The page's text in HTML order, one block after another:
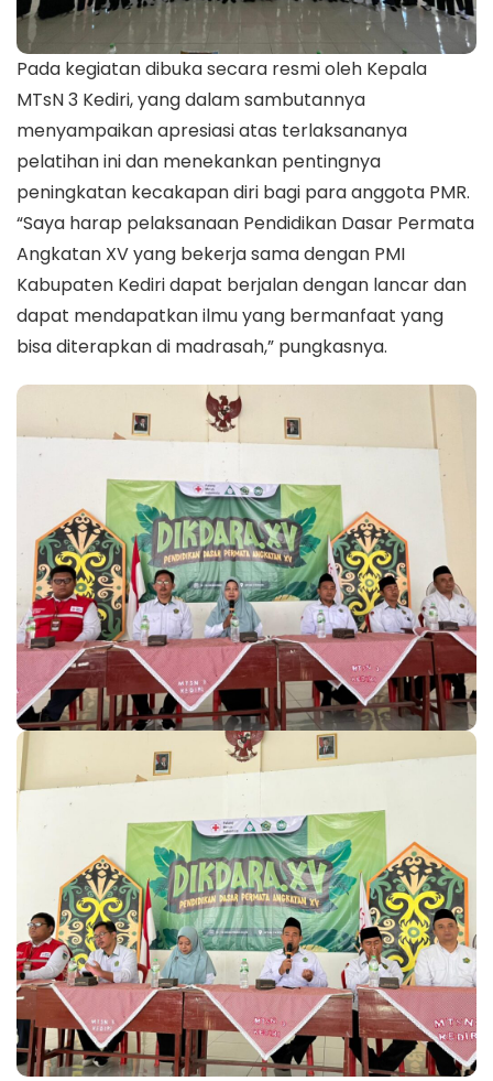
Pada kegiatan dibuka secara resmi oleh Kepala
MTsN 3 Kediri, yang dalam sambutannya
menyampaikan apresiasi atas terlaksananya
pelatihan ini dan menekankan pentingnya
peningkatan kecakapan diri bagi para anggota PMR.
“Saya harap pelaksanaan Pendidikan Dasar Permata
Angkatan XV yang bekerja sama dengan PMI
Kabupaten Kediri dapat berjalan dengan lancar dan
dapat mendapatkan ilmu yang bermanfaat yang
bisa diterapkan di madrasah,” pungkasnya.